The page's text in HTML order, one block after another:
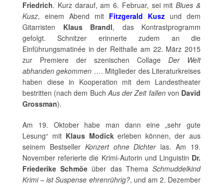
Friedrich. Kurz darauf, am 6. Februar, sei mitBlues &
Kusz, einem Abend mit Fitzgerald Kusz und dem
Gitarristen Klaus Brandl, das Kontrastprogramm
gefolgt. Schnitzer erinnerte zudem an die
Einführungsmatinée in der Reithalle am 22. März 2015
zur Premiere der szenischen Collage Der Welt
abhanden gekommen …. Mitglieder des Literaturkreises
haben diese in Kooperation mit dem Landestheater
bestritten (nach dem BuchAus der Zeit fallenvon David
Grossman).
Am 19. Oktober habe man dann eine „sehr gute
Lesung“ mit Klaus Modickerleben können, der aus
seinem Bestseller Konzert ohne Dichter las. Am 19.
November referierte die Krimi-Autorin und Linguistin Dr.
Friederike Schmöe über das ThemaSchmuddelkind
Krimi – ist Suspense ehrenrührig?, und am 2. Dezember